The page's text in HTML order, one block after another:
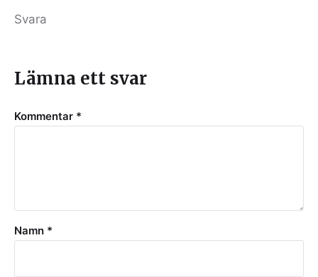
Svara
Lämna ett svar
Kommentar *
Namn *